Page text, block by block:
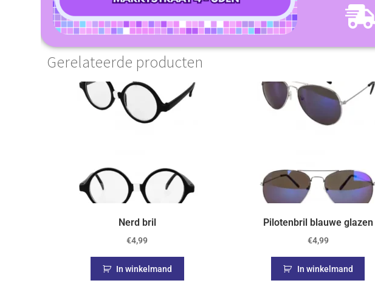
Gerelateerde producten
Nerd bril
€4,99
In winkelmand
Pilotenbril blauwe glazen
€4,99
In winkelmand